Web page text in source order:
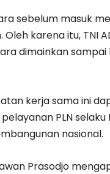
sebelum masuk
karena itu, TNI
dimainkan
kerja sama ini
PLN
nasional.
Prasodjo